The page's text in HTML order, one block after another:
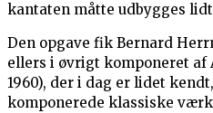
kantaten måtte udbygges
Den opgave fik Bernard
ellers i øvrigt komponeret af
1960), der i dag er lidet
komponerede klassiske